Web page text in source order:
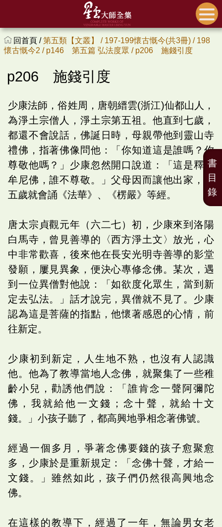
回首頁 /第五類【文叢】 / 197-199懷古慨今(共3冊) / 198
懷古慨今2 / p146 第五篇 弘法度眾 / p206 施錢引度
p206 施錢引度
少康法師，俗姓周，唐朝縉雲(浙江)仙都山人，
為淨土宗僧人，淨土宗第五祖。他直到七歲，
都還不會說話，佛誕日時，母親帶他到靈山寺
禮佛，指著佛像問他：「你知道這是誰嗎？你
尊敬他嗎？」少康忽然開口說道：「這是釋迦
牟尼佛，誰不尊敬。」父母因而讓他出家，十
五歲就會誦《法華》、《楞嚴》等經。
唐太宗貞觀元年（六二七）初，少康來到洛陽
白馬寺，曾見善導的〈西方淨土文〉放光，心
中非常歡喜，後來他在長安光明寺善導的影堂
發願，屢見異象，便決心專修念佛。某次，遇
到一位異僧對他說：「如欲度化眾生，當到新
定去弘法。」話才說完，異僧就不見了。少康
認為這是菩薩的指點，他懷著感恩的心情，前
往新定。
少康初到新定，人生地不熟，也沒有人認識
他。他為了教導當地人念佛，就聚集了一些稚
齡小兒，勸誘他們說：「誰肯念一聲阿彌陀
佛，我就給他一文錢；念十聲，就給十文
錢。」小孩子聽了，都高興地爭相念著佛號。
經過一個多月，爭著念佛要錢的孩子愈聚愈
多，少康於是重新規定：「念佛十聲，才給一
文錢。」雖然如此，孩子們仍然很高興地念
佛。
在這樣的教導下，經過了一年，無論男女老
書
目
錄